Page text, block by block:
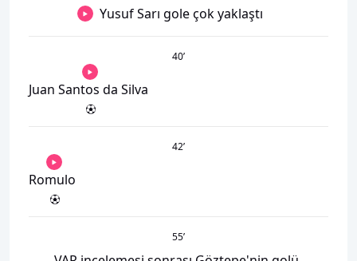
Yusuf Sarı gole çok yaklaştı
40’
Juan Santos da Silva
42’
Romulo
55’